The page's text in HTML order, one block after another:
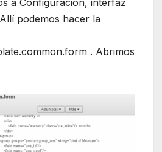
a Configuración, interfaz
podemos hacer la
. Abrimos